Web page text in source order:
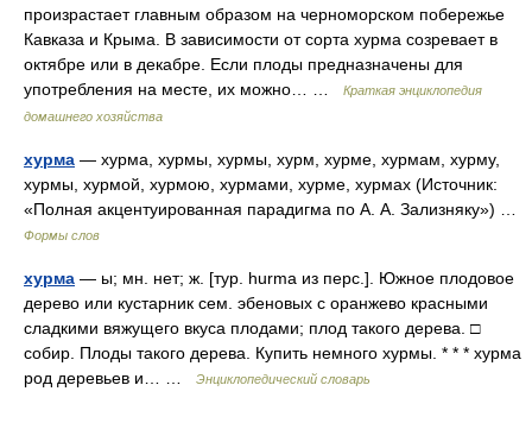
произрастает главным образом на черноморском побережье
Кавказа и Крыма. В зависимости от сорта хурма созревает в
октябре или в декабре. Если плоды предназначены для
употребления на месте, их можно… …
Краткая энциклопедия
домашнего хозяйства
хурма — хурма, хурмы, хурмы, хурм, хурме, хурмам, хурму,
хурмы, хурмой, хурмою, хурмами, хурме, хурмах (Источник:
«Полная акцентуированная парадигма по А. А. Зализняку») …
Формы слов
хурма — ы; мн. нет; ж. [тур. hurma из перс.]. Южное плодовое
дерево или кустарник сем. эбеновых с оранжево красными
сладкими вяжущего вкуса плодами; плод такого дерева. □
собир. Плоды такого дерева. Купить немного хурмы. * * * хурма
род деревьев и… …
Энциклопедический словарь